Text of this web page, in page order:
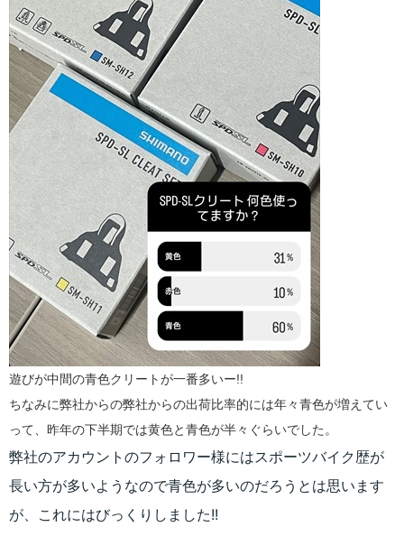
遊びが中間の青色クリートが一番多いー!!
ちなみに弊社からの弊社からの出荷比率的には年々青色が増えてい
って、昨年の下半期では黄色と青色が半々ぐらいでした。
弊社のアカウントのフォロワー様にはスポーツバイク歴が
長い方が多いようなので青色が多いのだろうとは思います
が、これにはびっくりしました!!